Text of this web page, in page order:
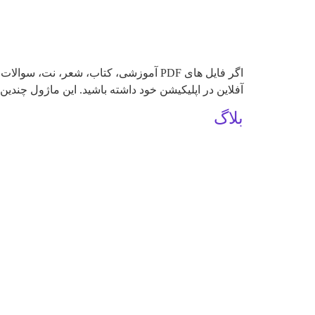
آفلاین در اپلیکیشن خود داشته باشید. این ماژول
بلاگ